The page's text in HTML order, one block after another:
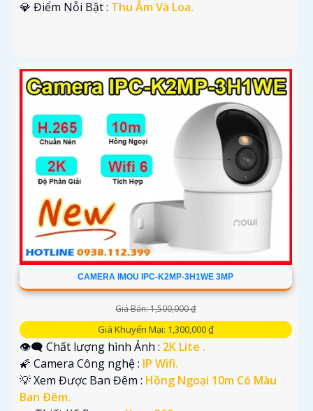
️💎 Điểm Nỗi Bật : Thu Âm Và Loa.
CAMERA IMOU IPC-K2MP-3H1WE 3MP
Giá Bán: 1,500,000 ₫
Giá Khuyến Mại: 1,300,000 ₫
👁️‍🗨 Chất lượng hình Ảnh : 2K Lite .
🌠 Camera Công nghệ : IP Wifi.
💡 Xem Được Ban Đêm : Hồng Ngoại 10m Có Màu
Ban Ðêm.